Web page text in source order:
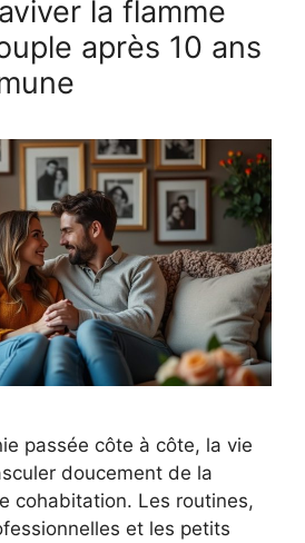
la flamme
après 10 ans
passée côte à côte, la vie
doucement de la
cohabitation. Les routines,
et les petits